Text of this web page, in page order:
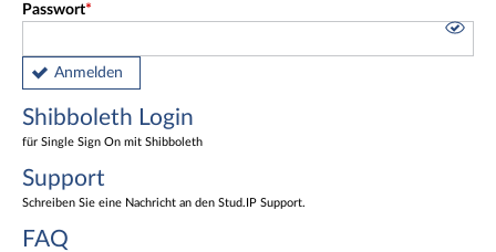
Passwort
Anmelden
Shibboleth Login
für Single Sign On mit Shibboleth
Support
Schreiben Sie eine Nachricht an den Stud.IP Support.
FAQ